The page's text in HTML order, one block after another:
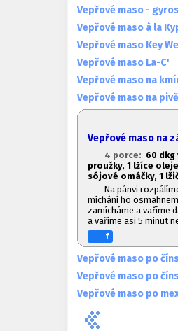
Vepřové maso -
Vepřové maso à la
Vepřové maso Key
Vepřové maso La-C'
Vepřové maso na
Vepřové maso na pivě
Vepřové maso na
4 porce: 60
proužky, 1 lžíce
sójové omáčky, 1
Na pánvi
míchání ho
zamícháme a vaříme
a vaříme asi 5 minut
f
Vepřové maso po
Vepřové maso po
Vepřové maso po